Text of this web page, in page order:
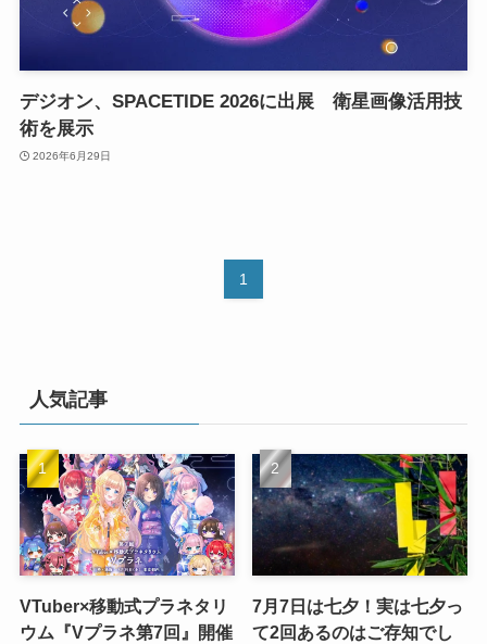
デジオン、SPACETIDE 2026に出展 衛星画像活用技
術を展示
2026年6月29日
1
人気記事
VTuber×移動式プラネタリ
ウム『Vプラネ第7回』開催
7月7日は七夕！実は七夕っ
て2回あるのはご存知でし